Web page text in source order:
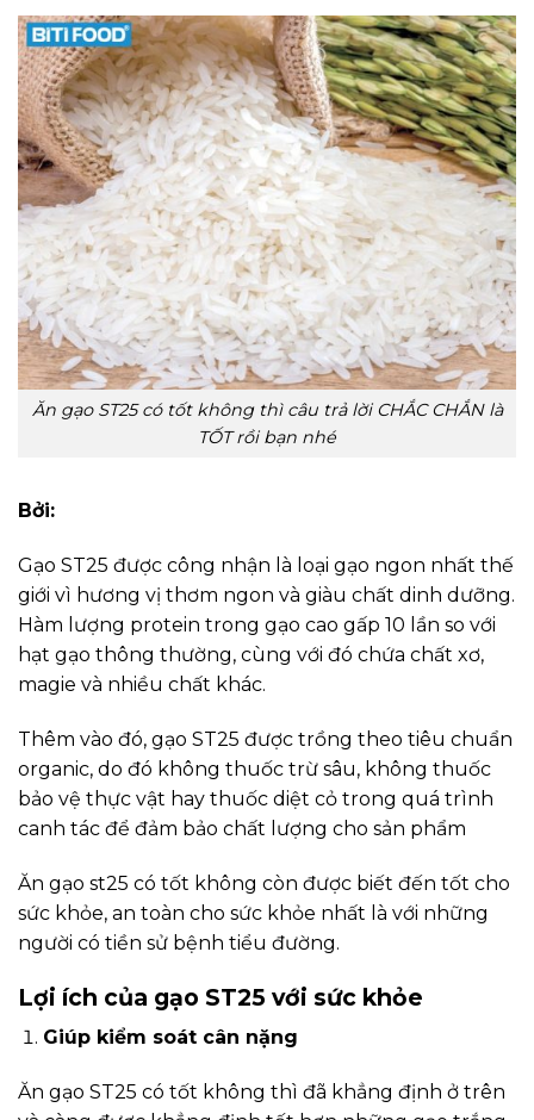
Ăn gạo ST25 có tốt không thì câu trả lời CHẮC CHẮN là
TỐT rồi bạn nhé
Bởi:
Gạo ST25 được công nhận là loại gạo ngon nhất thế
giới vì hương vị thơm ngon và giàu chất dinh dưỡng.
Hàm lượng protein trong gạo cao gấp 10 lần so với
hạt gạo thông thường, cùng với đó chứa chất xơ,
magie và nhiều chất khác.
Thêm vào đó, gạo ST25 được trồng theo tiêu chuẩn
organic, do đó không thuốc trừ sâu, không thuốc
bảo vệ thực vật hay thuốc diệt cỏ trong quá trình
canh tác để đảm bảo chất lượng cho sản phẩm
Ăn gạo st25 có tốt không còn được biết đến tốt cho
sức khỏe, an toàn cho sức khỏe nhất là với những
người có tiền sử bệnh tiểu đường.
Lợi ích của gạo ST25 với sức khỏe
Giúp kiểm soát cân nặng
Ăn gạo ST25 có tốt không thì đã khẳng định ở trên